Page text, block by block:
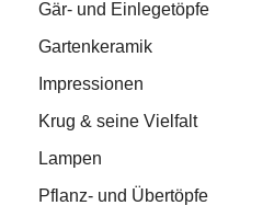
Gär- und Einlegetöpfe
Gartenkeramik
Impressionen
Krug & seine Vielfalt
Lampen
Pflanz- und Übertöpfe